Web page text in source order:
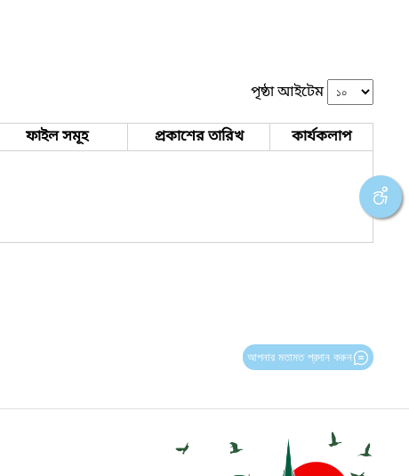
পৃষ্ঠা আইটেম
ফাইল সমূহ প্রকাশের তারিখ কার্যকলাপ
আপনার মতামত প্রদান করুন